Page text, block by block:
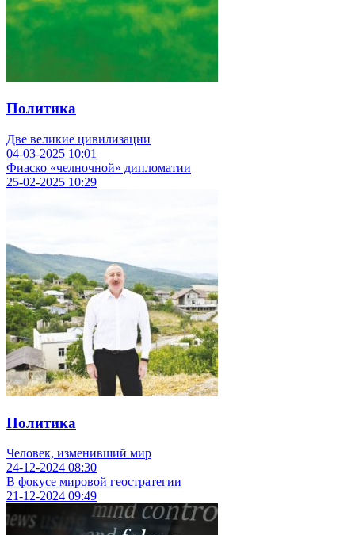
Политика
Две великие цивилизации
04-03-2025 10:01
Фиаско «челночной» дипломатии
25-02-2025 10:29
Политика
Человек, изменивший мир
24-12-2024 08:30
В фокусе мировой геостратегии
21-12-2024 09:49